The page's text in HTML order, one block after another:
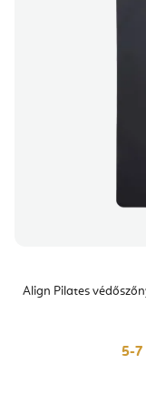
Align Pilates
5-7